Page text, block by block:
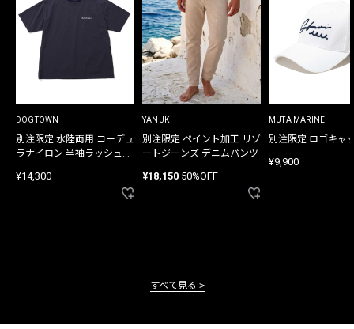
DOGTOWN
別注限定 水陸両用 コーデュ
ラナイロン 半袖ラッシュガ
¥14,300
YANUK
別注限定 ペイント加工 リゾ
ートジーンズ デニムパンツ
¥18,150 50%OFF
MUTA MARINE
別注限定 ロゴキャ
¥9,900
すべて見る